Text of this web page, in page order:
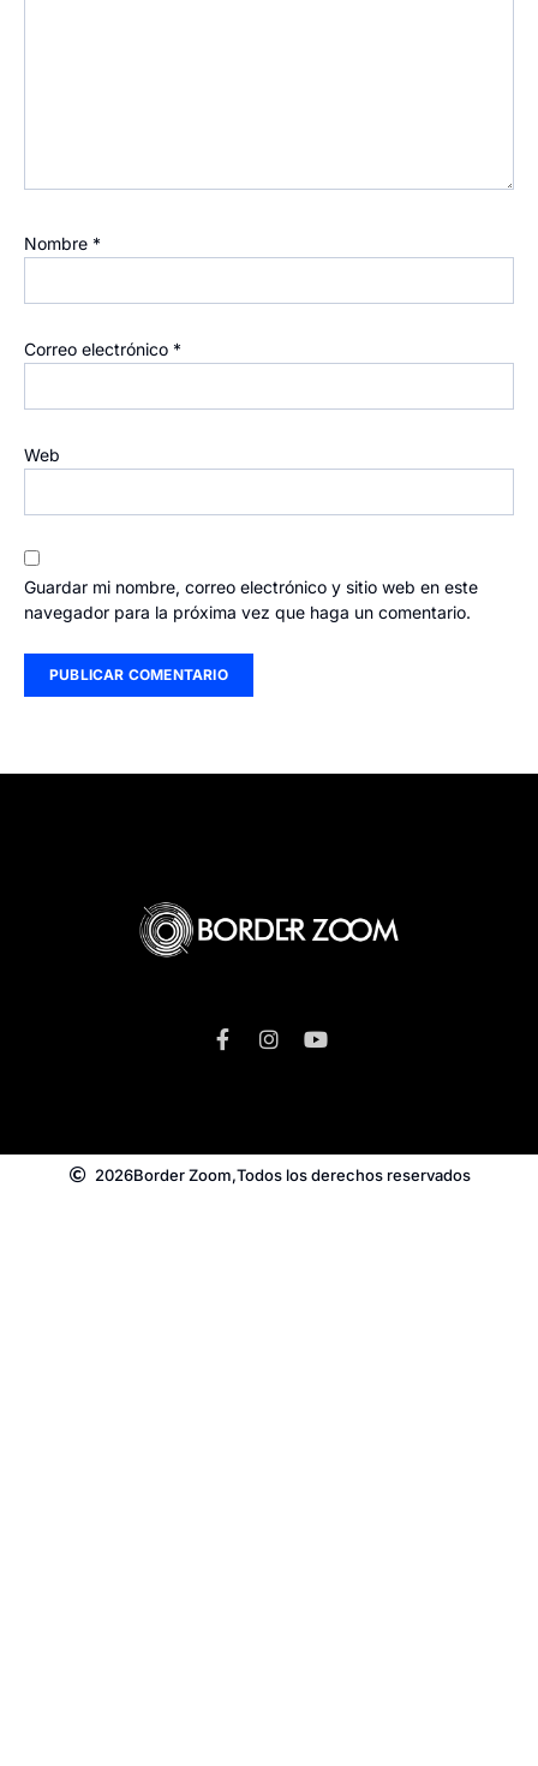
Nombre *
Correo electrónico *
Web
Guardar mi nombre, correo electrónico y sitio web en este
navegador para la próxima vez que haga un comentario.
2026Border Zoom,Todos los derechos reservados